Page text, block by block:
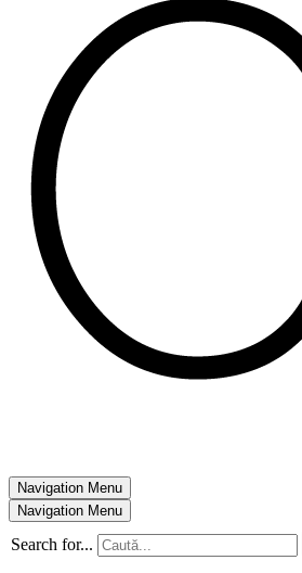
Navigation Menu
Navigation Menu
Search for...